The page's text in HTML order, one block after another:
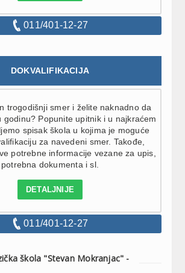
011/401-12-27
DOKVALIFIKACIJA
trogodišnji smer i želite naknadno da
godinu? Popunite upitnik i u najkraćem
spisak škola u kojima je moguće
za navedeni smer. Takođe,
potrebne informacije vezane za upis,
potrebna dokumenta i sl.
DETALJNIJE
011/401-12-27
škola "Stevan Mokranjac" -